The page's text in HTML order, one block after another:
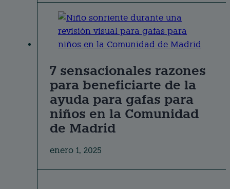
7 sensacionales razones
para beneficiarte de la
ayuda para gafas para
niños en la Comunidad
de Madrid
enero 1, 2025